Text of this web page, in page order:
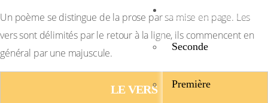
Seconde
Première
Un poème se distingue de la prose par sa mise en page. Les
vers sont délimités par le retour à la ligne, ils commencent en
général par une majuscule.
LE VERS